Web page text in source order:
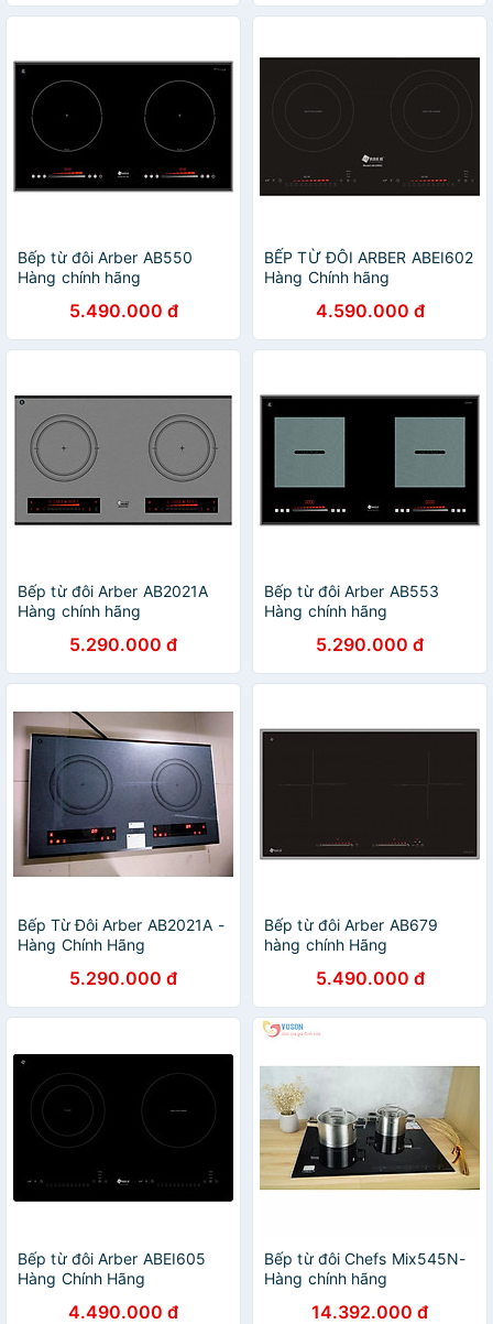
Bếp từ đôi Arber AB550
Hàng chính hãng
5.490.000 đ
BẾP TỪ ĐÔI ARBER ABEI602
Hàng Chính hãng
4.590.000 đ
Bếp từ đôi Arber AB2021A
Hàng chính hãng
5.290.000 đ
Bếp từ đôi Arber AB553
Hàng chính hãng
5.290.000 đ
Bếp Từ Đôi Arber AB2021A -
Hàng Chính Hãng
5.290.000 đ
Bếp từ đôi Arber AB679
hàng chính Hãng
5.490.000 đ
Bếp từ đôi Arber ABEI605
Hàng Chính Hãng
4.490.000 đ
Bếp từ đôi Chefs Mix545N-
Hàng chính hãng
14.392.000 đ